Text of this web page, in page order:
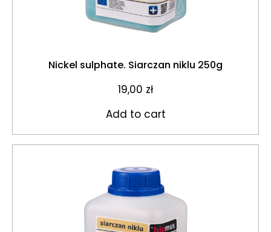
Nickel sulphate. Siarczan niklu 250g
19,00 zł
Add to cart